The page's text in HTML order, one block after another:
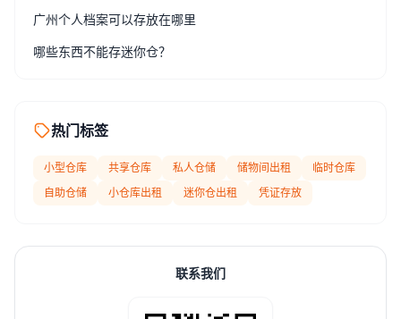
广州个人档案可以存放在哪里
哪些东西不能存迷你仓？
热门标签
小型仓库 共享仓库 私人仓储 储物间出租
临时仓库
自助仓储
小仓库出租 迷你仓出租 凭证存放
联系我们